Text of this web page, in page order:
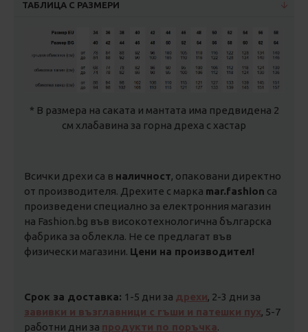
ТАБЛИЦА С РАЗМЕРИ
* В размера на саката и мантата има предвидена 2
см хлабавина за горна дреха с хастар
Всички дрехи са в наличност, опаковани директно
от производителя. Дрехите с марка mar.fashion са
произведени специално за електронния магазин
на Fashion.bg във високотехнологична българска
фабрика за облекла. Не се предлагат във
физически магазини. Цени на производител!
Срок за доставка: 1-5 дни за дрехи, 2-3 дни за
завивки и възглавници с гъши и патешки пух, 5-7
работни дни за продукти по поръчка.